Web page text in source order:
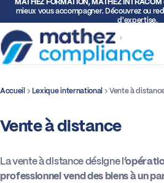
mieux vous accompagner. Découvrez ou
d'expertise.
Formations
Expertise TVA et Douane
Accueil Lexique international Vente à
Vente à distance
La vente à distance désigne l
professionnel vend des biens à un